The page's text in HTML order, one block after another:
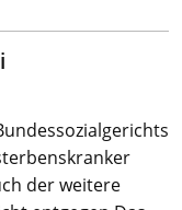
der weitere